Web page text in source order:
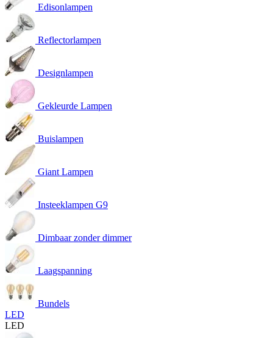
Edisonlampen
Reflectorlampen
Designlampen
Gekleurde Lampen
Buislampen
Giant Lampen
Insteeklampen G9
Dimbaar zonder dimmer
Laagspanning
Bundels
LED
LED